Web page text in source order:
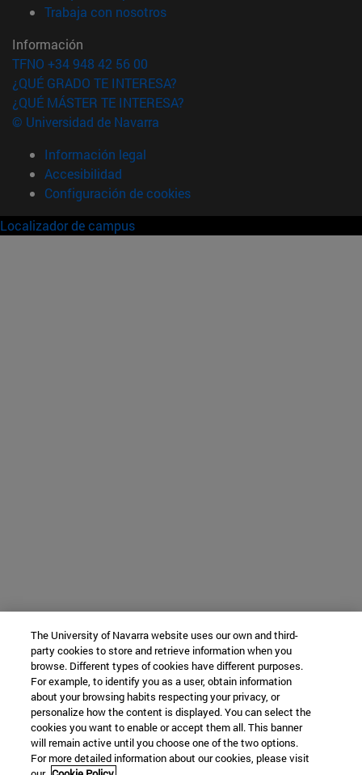
Trabaja con nosotros(abre en nueva ventana)
Información
TFNO +34 948 42 56 00
¿QUÉ GRADO TE INTERESA?
¿QUÉ MÁSTER TE INTERESA?
© Universidad de Navarra
Información legal
Accesibilidad
Configuración de cookies
Localizador de campus
The University of Navarra website uses our own and third-
party cookies to store and retrieve information when you
browse. Different types of cookies have different purposes.
For example, to identify you as a user, obtain information
about your browsing habits respecting your privacy, or
personalize how the content is displayed. You can select the
cookies you want to enable or accept them all. This banner
will remain active until you choose one of the two options.
For more detailed information about our cookies, please visit